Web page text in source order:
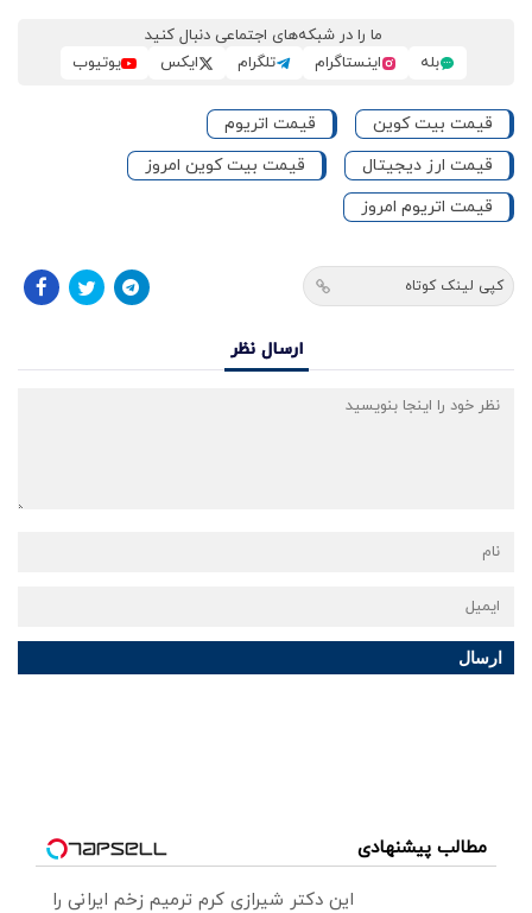
ما را در شبکه‌های اجتماعی دنبال کنید
بله
اینستاگرام تلگرام ایکس یوتیوب
قیمت بیت کوین
قیمت اتریوم
قیمت ارز دیجیتال
قیمت بیت کوین امروز
قیمت اتریوم امروز
کپی لینک کوتاه
ارسال نظر
ارسال
مطالب پیشنهادی
این دکتر شیرازی کرم ترمیم زخم ایرانی را